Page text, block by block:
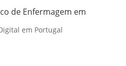
de Enfermagem em
em Portugal